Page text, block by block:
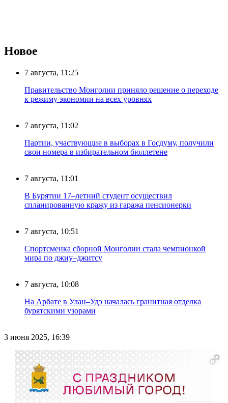
Новое
7 августа, 11:25
Правительство Монголии приняло решение о переходе
к режиму экономии на всех уровнях
7 августа, 11:02
Партии, участвующие в выборах в Госдуму, получили
свои номера в избирательном бюллетене
7 августа, 11:01
В Бурятии 17–летний студент осуществил
спланированную кражу из гаража пенсионерки
7 августа, 10:51
Спортсменка сборной Монголии стала чемпионкой
мира по джиу–джитсу
7 августа, 10:08
На Арбате в Улан–Удэ началась гранитная отделка
бурятскими узорами
3 июня 2025, 16:39